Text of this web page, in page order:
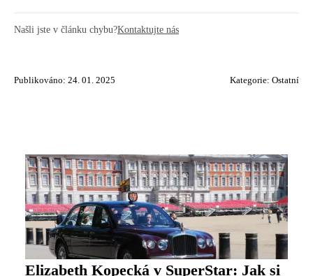
Našli jste v článku chybu?Kontaktujte nás
Publikováno: 24. 01. 2025 Kategorie: Ostatní
Elizabeth Kopecká v SuperStar: Jak si